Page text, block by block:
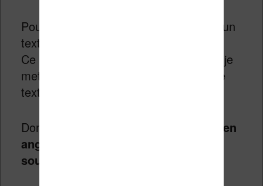
Pour ce tutoriel, j’ai décidé de prendre un
texte court de
Ce texte est dans le domaine public et je
mettrai à disposition la traduction de ce
texte d’une manière ou d’une autre.
Donc,
on a un texte de 4 ou 5 pages en
anglais, dans un langage assez
soutenu